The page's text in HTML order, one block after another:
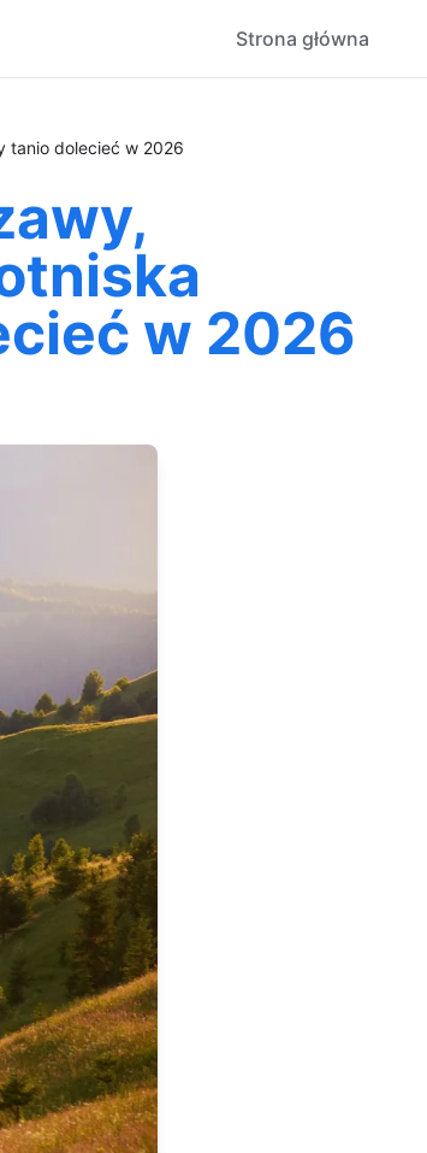
Strona główna
tanio dolecieć w 2026
w 2026